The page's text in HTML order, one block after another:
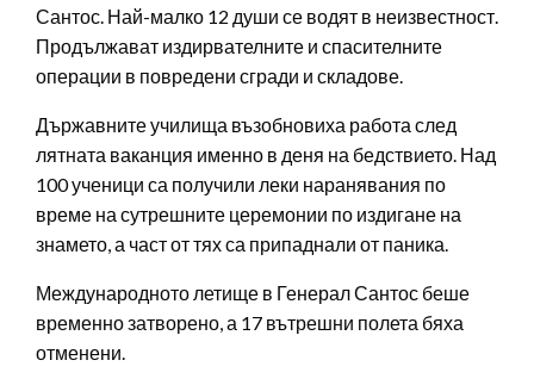
Сантос. Най-малко 12 души се водят в неизвестност.
Продължават издирвателните и спасителните
операции в повредени сгради и складове.
Държавните училища възобновиха работа след
лятната ваканция именно в деня на бедствието. Над
100 ученици са получили леки наранявания по
време на сутрешните церемонии по издигане на
знамето, а част от тях са припаднали от паника.
Международното летище в Генерал Сантос беше
временно затворено, а 17 вътрешни полета бяха
отменени.